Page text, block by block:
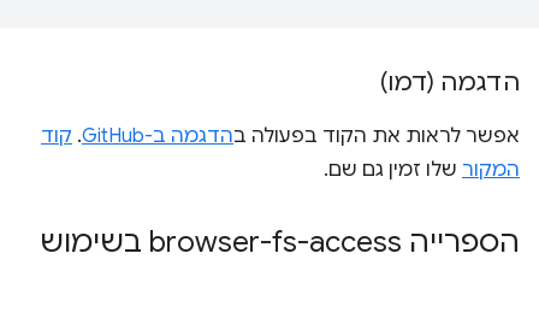
הדגמה (דמו)
אפשר לראות את הקוד בפעולה בהדגמה ב-GitHub . קוד
המקור שלו זמין גם שם.
הספרייה browser-fs-access בשימוש